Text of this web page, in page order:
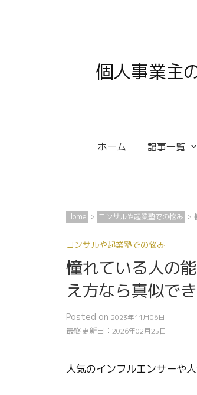
個人事業主
ホーム 記事一覧
Home > コンサルや起業塾での悩み >
コンサルや起業塾での悩み
憧れている人の
え方なら真似で
Posted on 2023年11月06日
最終更新日： 2026年02月25日
人気のインフルエンサーや